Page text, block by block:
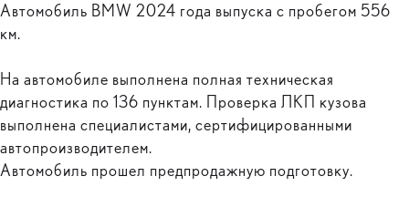
Автомобиль BMW 2024 года выпуска с пробегом 556
км.
На автомобиле выполнена полная техническая
диагностика по 136 пунктам. Проверка ЛКП кузова
выполнена специалистами, сертифицированными
автопроизводителем.
Автомобиль прошел предпродажную подготовку.